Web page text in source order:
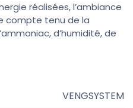
réalisées, l’ambiance
compte tenu de la
d’humidité, de
VENGSYSTEM